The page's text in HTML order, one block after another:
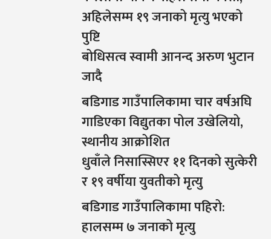
अहिलेसम्म १९ जनाको मृत्यु भएको
पुष्टि
बोधिसत्व स्वामी आनन्द अरुण भुटान
जादै
बडिगाड गाउँपालिकामा चार वर्षअघि
गाडिएका विद्युतका पोल उखेलियो,
स्थानीय आक्रोशित
धुवाँले निसास्सिएर ११ दिनको सुत्केरी
र १९ वर्षीया युवतीको मृत्यु
बडिगाड गाउँपालिकामा पहिरो:
हालसम्म ७ जनाको मृत्यु